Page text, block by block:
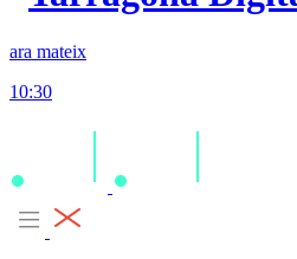
ara mateix
10:30